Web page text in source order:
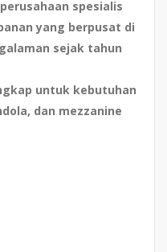
spesialis
yang berpusat di
sejak tahun
untuk kebutuhan
dan mezzanine